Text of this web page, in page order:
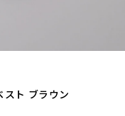
スト ブラウン